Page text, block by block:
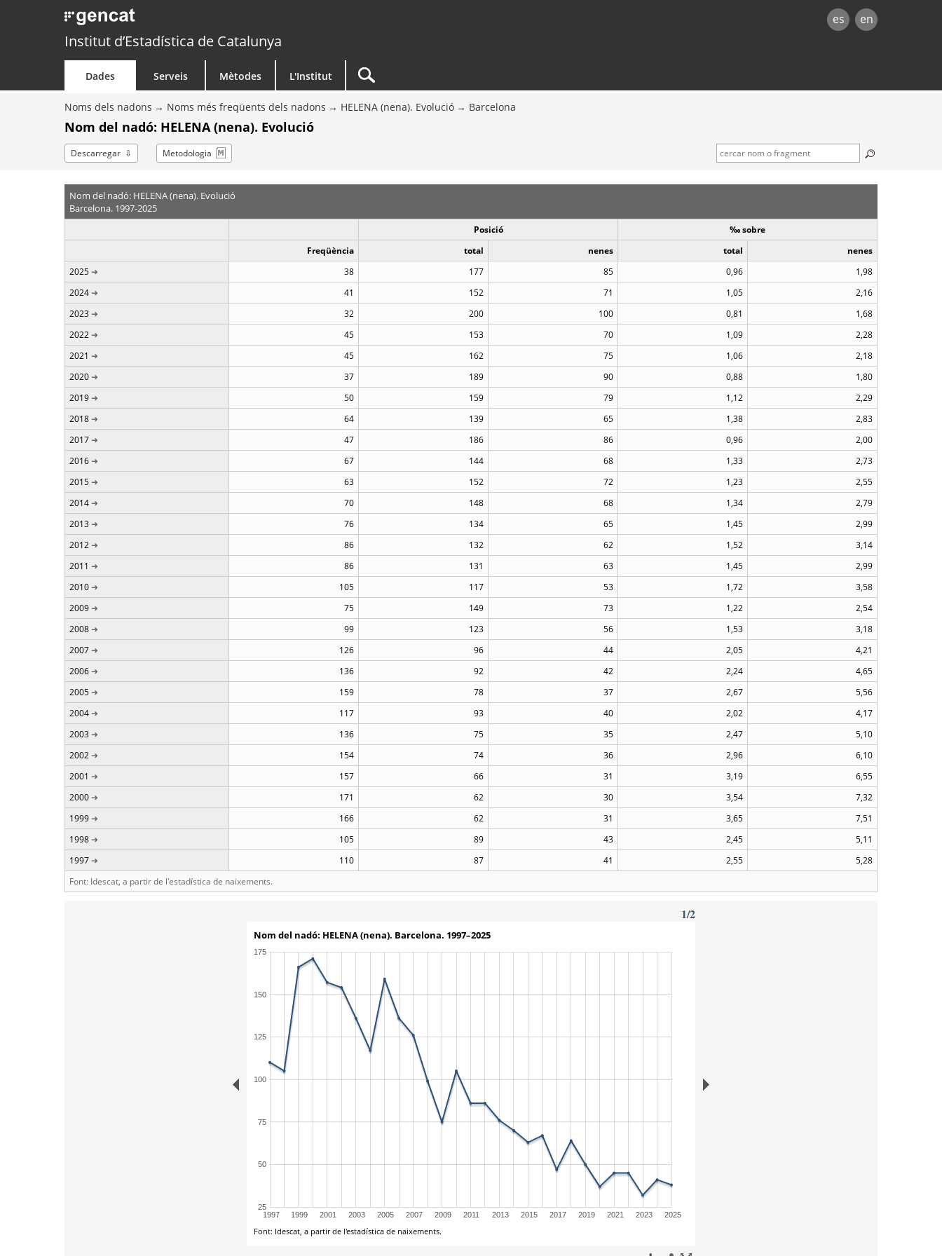
es en
Institut d’Estadística de Catalunya
Dades Serveis Mètodes L'Institut
Noms dels nadons Noms més freqüents dels nadons HELENA (nena). Evolució Barcelona
Nom del nadó: HELENA (nena). Evolució
Descarregar Metodologia
Nom del nadó: HELENA (nena). Evolució
Barcelona. 1997-2025
Posició
‰ sobre
Freqüència
total nenes total
nenes
2025
38 177 85 0,96
1,98
2024
41 152 71 1,05
2,16
2023
32 200 100 0,81
1,68
2022
45 153 70 1,09
2,28
2021
45 162 75 1,06
2,18
2020
37 189 90 0,88
1,80
2019
50 159 79 1,12
2,29
2018
64 139 65 1,38
2,83
2017
47 186 86 0,96
2,00
2016
67 144 68 1,33
2,73
2015
63 152 72 1,23
2,55
2014
70 148 68 1,34
2,79
2013
76 134 65 1,45
2,99
2012
86 132 62 1,52
3,14
2011
86 131 63 1,45
2,99
2010
105 117 53 1,72
3,58
2009
75 149 73 1,22
2,54
2008
99 123 56 1,53
3,18
2007
126 96 44 2,05
4,21
2006
136 92 42 2,24
4,65
2005
159 78 37 2,67
5,56
2004
117 93 40 2,02
4,17
2003
136 75 35 2,47
5,10
2002
154 74 36 2,96
6,10
2001
157 66 31 3,19
6,55
2000
171 62 30 3,54
7,32
1999
166 62 31 3,65
7,51
1998
105 89 43 2,45
5,11
1997
110 87 41 2,55
5,28
Font: Idescat, a partir de l'estadística de naixements.